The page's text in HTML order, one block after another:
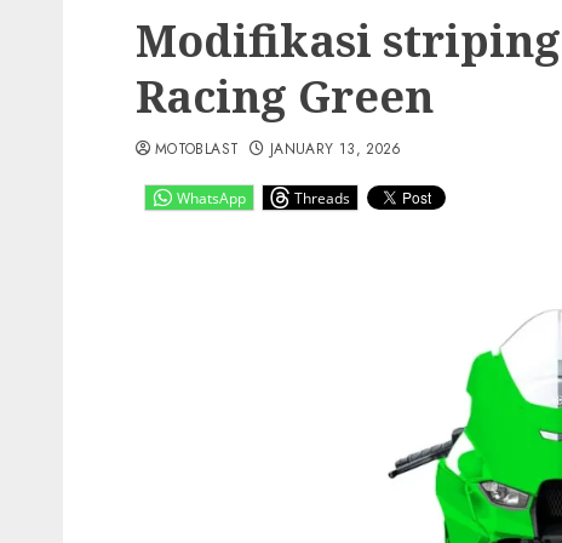
Modifikasi striping
Racing Green
WhatsApp Threads
MOTOBLAST JANUARY 13, 2026